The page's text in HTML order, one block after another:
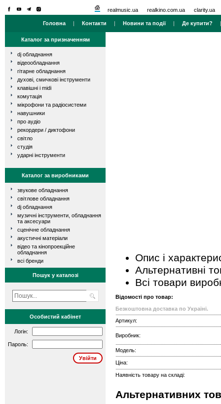
realmusic.ua realkino.com.ua clarity.ua
Головна | Контакти | Новини та події| Де купити?
Каталог за призначенням
dj обладнання
відеообладнання
гітарне обладнання
духові, смичкові інструменти
клавішні і midi
комутація
мікрофони та радіосистеми
навушники
про аудіо
рекордери / диктофони
світло
студія
ударні інструменти
Каталог за виробниками
звукове обладнання
світлове обладнання
dj обладнання
музичні інструменти, обладнання
та аксесуари
сценічне обладнання
акустичні матеріали
відео та кінопроекційне
обладнання
всі бренди
Пошук у каталозі
Особистий кабінет
Логін:
Пароль:
Опис і
Альтернативні
Всі товари
Відомості про товар:
Безкоштовна доставка по Україні.
Артикул:
Виробник:
Модель:
Ціна:
Наявність товару на складі:
Альтернативних